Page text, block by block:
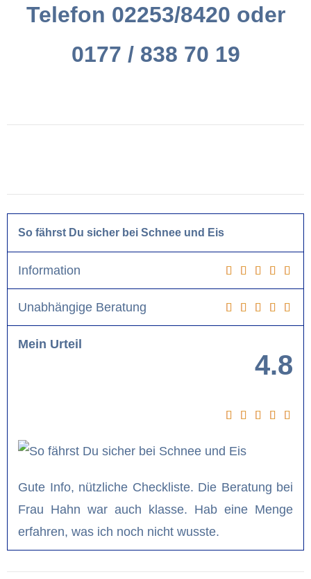
Telefon 02253/8420 oder
0177 / 838 70 19
So fährst Du sicher bei Schnee und Eis
Information
Unabhängige Beratung
4.8
Mein Urteil
Gute Info, nützliche Checkliste. Die Beratung bei
Frau Hahn war auch klasse. Hab eine Menge
erfahren, was ich noch nicht wusste.